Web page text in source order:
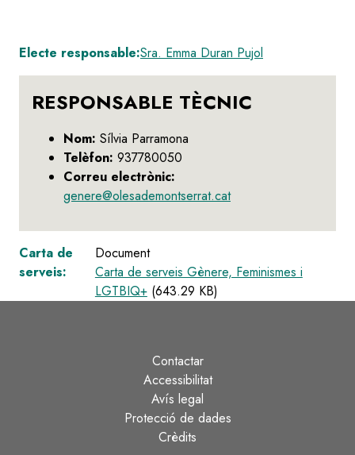
Electe responsable:Sra. Emma Duran Pujol
RESPONSABLE TÈCNIC
Nom: Sílvia Parramona
Telèfon: 937780050
Correu electrònic:
genere@olesademontserrat.cat
Carta de
serveis:
Document
Carta de serveis Gènere, Feminismes i
LGTBIQ+ (643.29 KB)
Contactar
Accessibilitat
Avís legal
Protecció de dades
Crèdits